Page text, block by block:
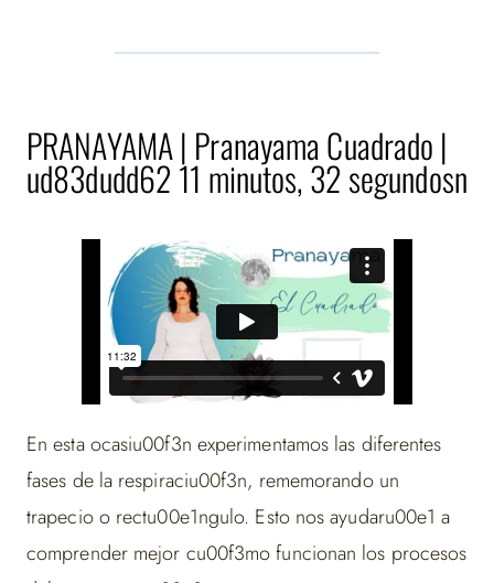
PRANAYAMA | Pranayama Cuadrado |
ud83dudd62 11 minutos, 32 segundosn
En esta ocasiu00f3n experimentamos las diferentes
fases de la respiraciu00f3n, rememorando un
trapecio o rectu00e1ngulo. Esto nos ayudaru00e1 a
comprender mejor cu00f3mo funcionan los procesos